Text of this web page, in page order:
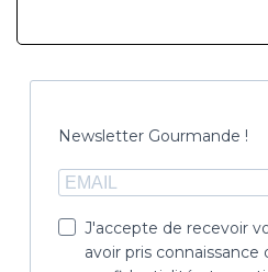
Newsletter Gourmande !
J'accepte de recevoir
avoir pris